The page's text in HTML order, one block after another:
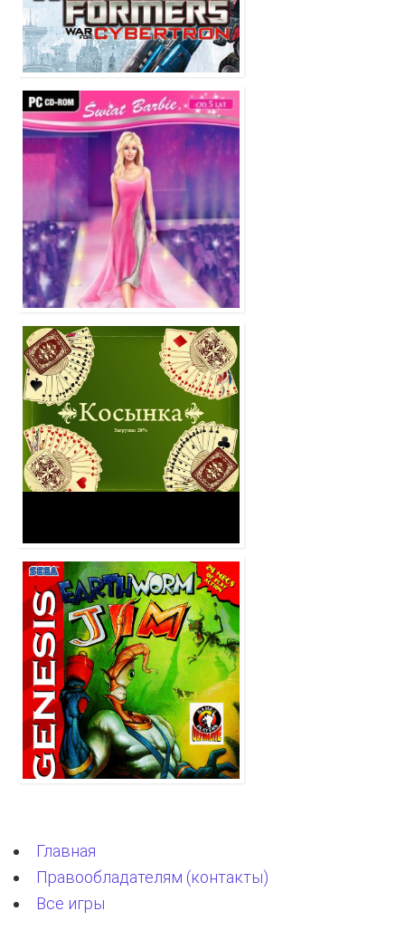
Главная
Правообладателям (контакты)
Все игры